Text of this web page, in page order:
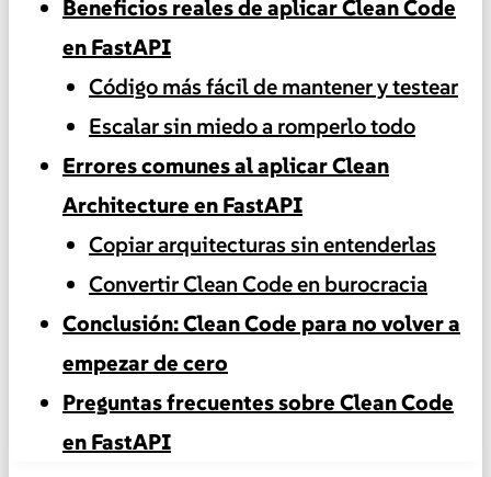
Beneficios reales de aplicar Clean Code
en FastAPI
Código más fácil de mantener y testear
Escalar sin miedo a romperlo todo
Errores comunes al aplicar Clean
Architecture en FastAPI
Copiar arquitecturas sin entenderlas
Convertir Clean Code en burocracia
Conclusión: Clean Code para no volver a
empezar de cero
Preguntas frecuentes sobre Clean Code
en FastAPI